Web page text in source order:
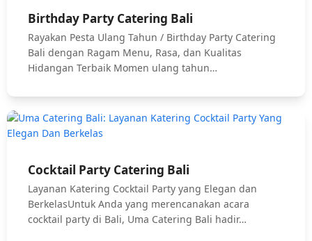
Birthday Party Catering Bali
Rayakan Pesta Ulang Tahun / Birthday Party Catering
Bali dengan Ragam Menu, Rasa, dan Kualitas
Hidangan Terbaik Momen ulang tahun…
Cocktail Party Catering Bali
Layanan Katering Cocktail Party yang Elegan dan
BerkelasUntuk Anda yang merencanakan acara
cocktail party di Bali, Uma Catering Bali hadir…